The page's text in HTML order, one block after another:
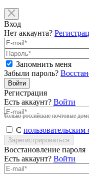
Вход
Нет аккаунта?
Запомнить меня
Забыли пароль?
Войти
Регистрация
Есть аккаунт? Войти
Только российские почтовые
С
Зарегистрироваться
Восстановление пароля
Есть аккаунт? Войти